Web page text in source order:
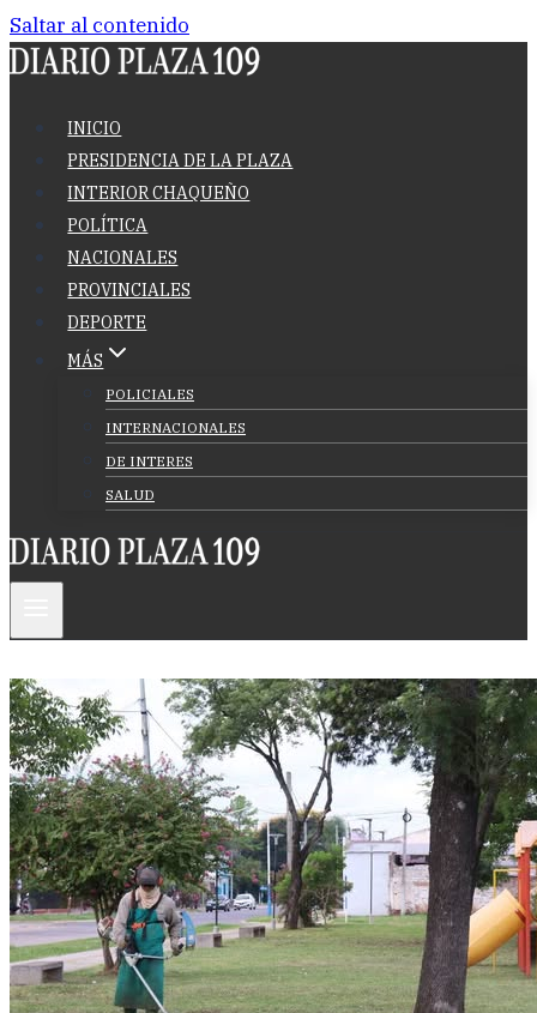
Saltar al contenido
INICIO
PRESIDENCIA DE LA PLAZA
INTERIOR CHAQUEÑO
POLÍTICA
NACIONALES
PROVINCIALES
DEPORTE
MÁS
POLICIALES
INTERNACIONALES
DE INTERES
SALUD